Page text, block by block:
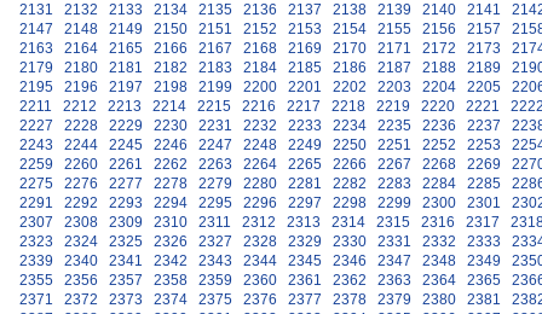
2131
2132 2133 2134 2135 2136 2137 2138 2139 2140 2141
2147
2148 2149 2150 2151 2152 2153 2154 2155 2156 2157
2163
2164 2165 2166 2167 2168 2169 2170 2171 2172 2173
2179
2180 2181 2182 2183 2184 2185 2186 2187 2188 2189
2195
2196 2197 2198 2199 2200 2201 2202 2203 2204 2205
2211
2212 2213 2214 2215 2216 2217 2218 2219 2220 2221
2227
2228 2229 2230 2231 2232 2233 2234 2235 2236 2237
2243
2244 2245 2246 2247 2248 2249 2250 2251 2252 2253
2259
2260 2261 2262 2263 2264 2265 2266 2267 2268 2269
2275
2276 2277 2278 2279 2280 2281 2282 2283 2284 2285
2291
2292 2293 2294 2295 2296 2297 2298 2299 2300 2301
2307
2308 2309 2310 2311 2312 2313 2314 2315 2316 2317
2323
2324 2325 2326 2327 2328 2329 2330 2331 2332 2333
2339
2340 2341 2342 2343 2344 2345 2346 2347 2348 2349
2355
2356 2357 2358 2359 2360 2361 2362 2363 2364 2365
2371
2372 2373 2374 2375 2376 2377 2378 2379 2380 2381